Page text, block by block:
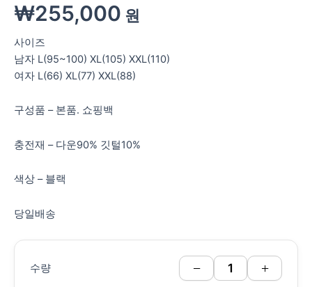
₩255,000 원
사이즈
남자 L(95~100) XL(105) XXL(110)
여자 L(66) XL(77) XXL(88)
구성품 – 본품. 쇼핑백
충전재 – 다운90% 깃털10%
색상 – 블랙
당일배송
수량 − +